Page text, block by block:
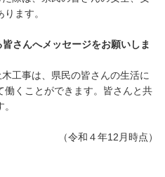
ます。
さんへメッセージをお願いしま
工事は、県民の皆さんの生活に
くことができます。皆さんと共
（令和４年12月時点）